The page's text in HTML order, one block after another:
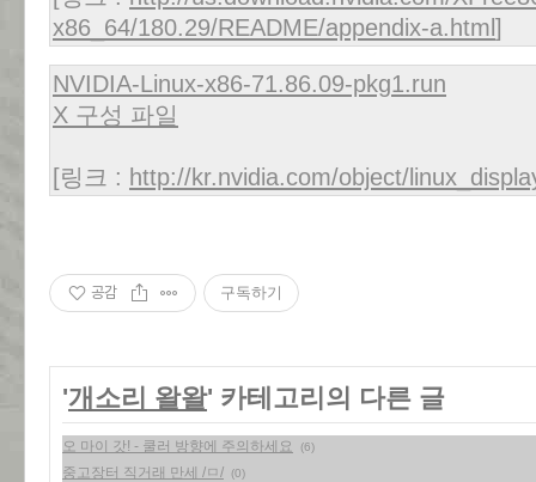
x86_64/180.29/README/appendix-a.html ]
NVIDIA-Linux-x86-71.86.09-pkg1.run
X 구성 파일
[링크 : http://kr.nvidia.com/object/
공감 구독하기
'개소리 왈왈' 카테고리의 다른 글
오 마이 갓! - 쿨러 방향에 주의하세요 (6)
중고장터 직거래 만세 /ㅁ/ (0)